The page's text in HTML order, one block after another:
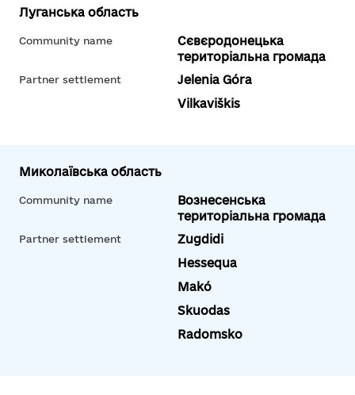
Луганська область
Community name
Сєвєродонецька
територіальна громада
Partner settlement
Jelenia Góra
Vilkaviškis
Миколаївська область
Community name
Вознесенська
територіальна громада
Partner settlement
Zugdidi
Hessequa
Makó
Skuodas
Radomsko